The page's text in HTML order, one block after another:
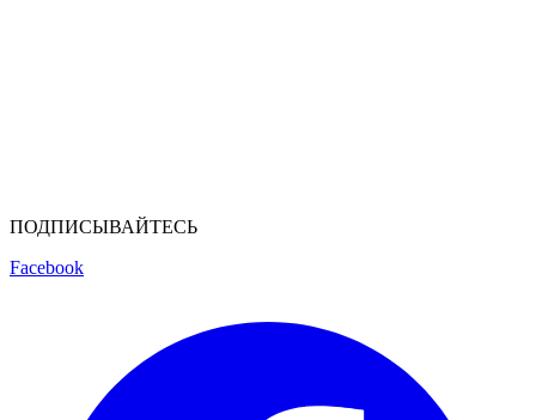
ПОДПИСЫВАЙТЕСЬ
Facebook